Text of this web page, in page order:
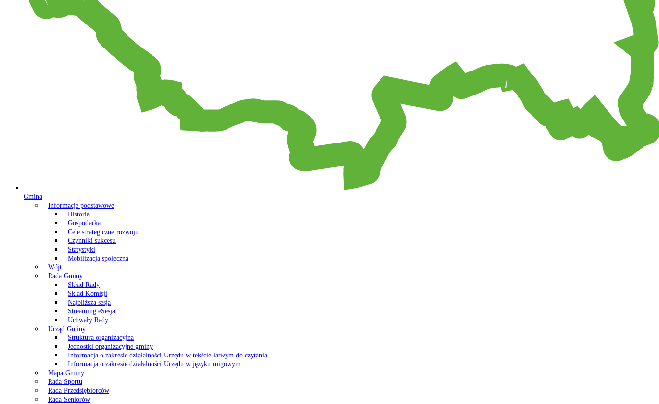
Gmina
Informacje podstawowe
Historia
Gospodarka
Cele strategiczne rozwoju
Czynniki sukcesu
Statystyki
Mobilizacja społeczna
Wójt
Rada Gminy
Skład Rady
Skład Komisji
Najbliższa sesja
Streaming eSesja
Uchwały Rady
Urząd Gminy
Struktura organizacyjna
Jednostki organizacyjne gminy
Informacja o zakresie działalności Urzędu w tekście łatwym do czytania
Informacja o zakresie działalności Urzędu w języku migowym
Mapa Gminy
Rada Sportu
Rada Przedsiębiorców
Rada Seniorów